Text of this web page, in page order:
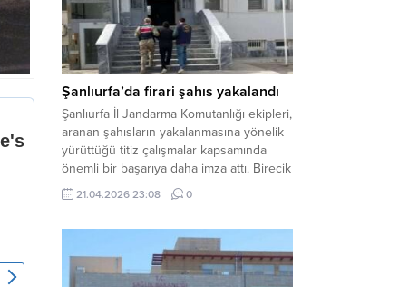
arasında henüz belirlenemeyen bir...
Şanlıurfa’da firari şahıs yakalandı
Şanlıurfa İl Jandarma Komutanlığı ekipleri,
aranan şahısların yakalanmasına yönelik
yürüttüğü titiz çalışmalar kapsamında
önemli bir başarıya daha imza attı. Birecik
ilçesinde düzenlenen operasyonla,
hakkında kesinleşmiş hapis cezası
teslim edildi. Haber Merkezi – Şanlıurfa
Valiliği İl Basın ve Halkla İlişkiler
Müdürlüğü tarafından yapılan açıklamaya
21.04.2026 23:08 0